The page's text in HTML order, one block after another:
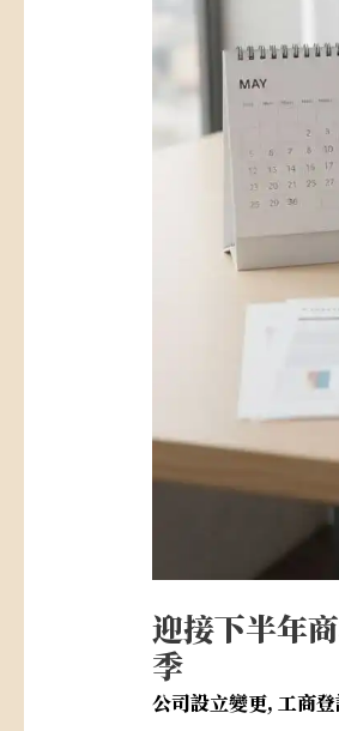
迎接下半年
季
公司設立變更, 工商
月
底
申
工
假